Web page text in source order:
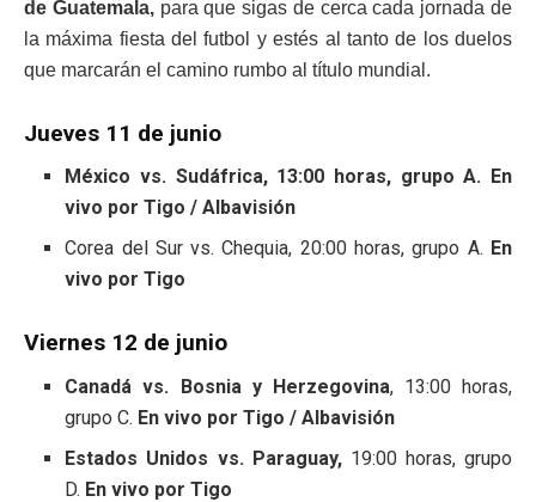
de Guatemala,para que sigas de cerca cada jornada de
la máxima fiesta del futbol y estés al tanto de los duelos
que marcarán el camino rumbo al título mundial.
Jueves 11 de junio
México vs. Sudáfrica, 13:00 horas, grupo A. En
vivo por Tigo / Albavisión
Corea del Sur vs. Chequia, 20:00 horas, grupo A. En
vivo por Tigo
Viernes 12 de junio
Canadá vs. Bosnia y Herzegovina, 13:00 horas,
grupo C. En vivo por Tigo / Albavisión
Estados Unidos vs. Paraguay,19:00 horas, grupo
D. En vivo por Tigo